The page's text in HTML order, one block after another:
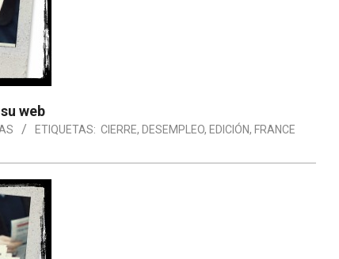
web
ETIQUETAS: CIERRE, DESEMPLEO, EDICIÓN, FRANCE